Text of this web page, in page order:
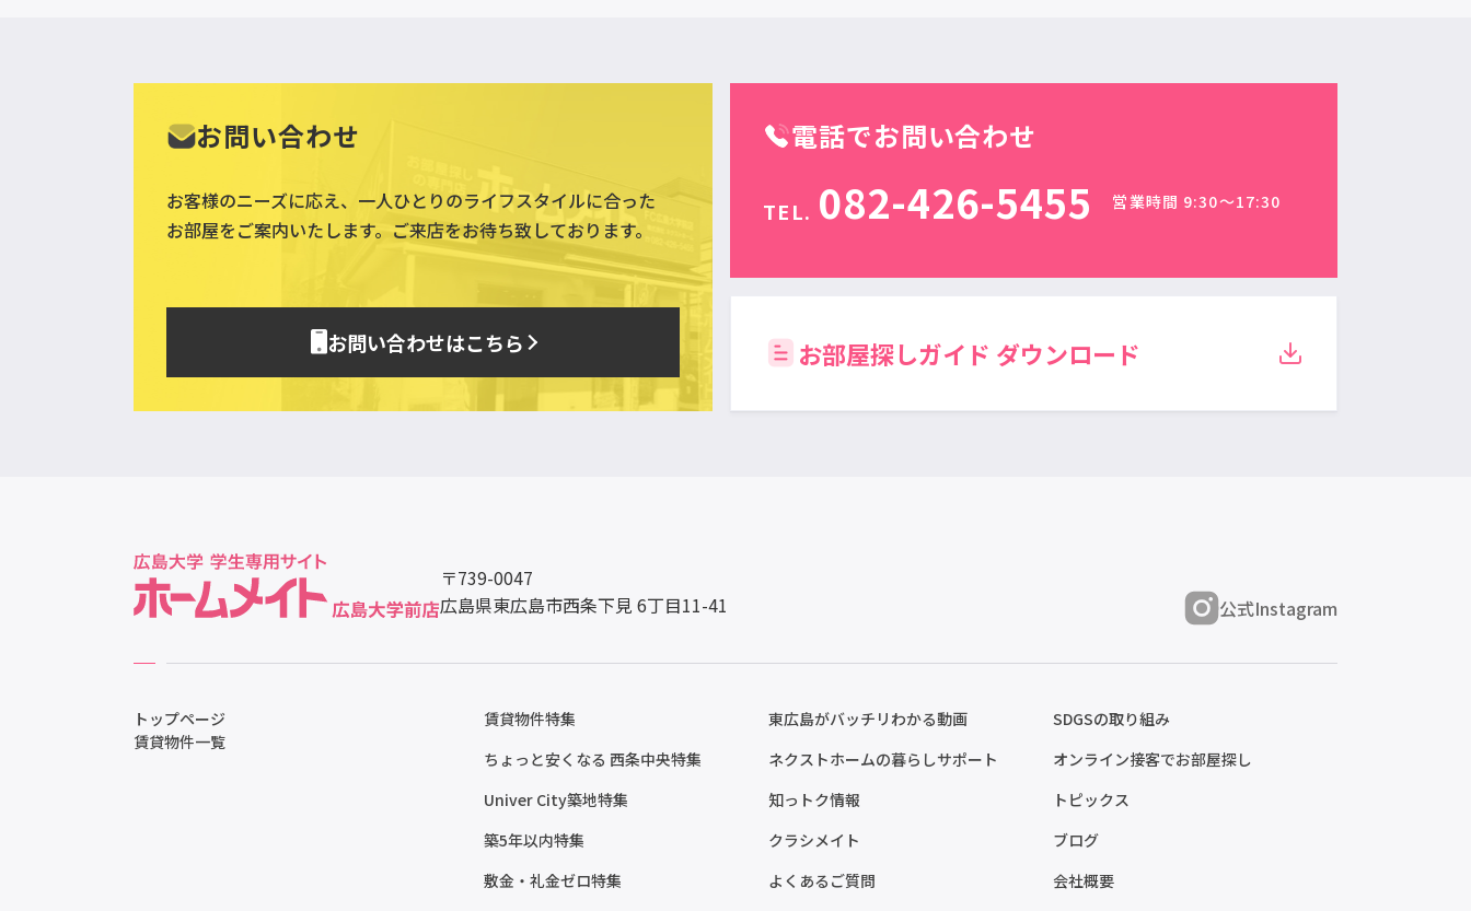
お問い合わせ
お客様のニーズに応え、一人ひとりのライフスタイルに合った
お部屋をご案内いたします。ご来店をお待ち致しております。
お問い合わせはこちら
電話でお問い合わせ
TEL. 082-426-5455 営業時間 9:30〜17:30
お部屋探しガイド ダウンロード
〒739-0047
広島県東広島市西条下見 6丁目11-41
公式Instagram
トップページ
賃貸物件一覧
賃貸物件特集
ちょっと安くなる 西条中央特集
Univer City築地特集
築5年以内特集
敷金・礼金ゼロ特集
東広島がバッチリわかる動画
ネクストホームの暮らしサポート
知っトク情報
クラシメイト
よくあるご質問
SDGSの取り組み
オンライン接客でお部屋探し
トピックス
ブログ
会社概要